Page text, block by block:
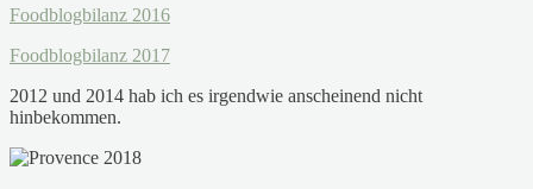
Foodblogbilanz 2016
Foodblogbilanz 2017
2012 und 2014 hab ich es irgendwie anscheinend nicht
hinbekommen.